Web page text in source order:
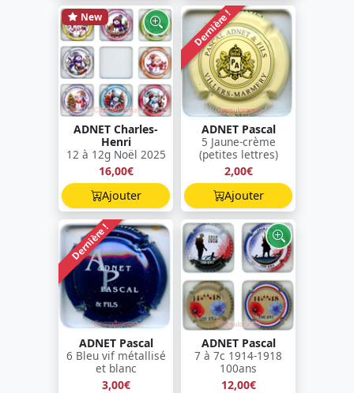
New
ADNET Charles-
Henri
12 à 12g Noël 2025
16,00€
Ajouter
Dernière !
ADNET Pascal
5 Jaune-crème
(petites lettres)
2,00€
Ajouter
Dernière !
ADNET Pascal
6 Bleu vif métallisé
et blanc
3,00€
ADNET Pascal
7 à 7c 1914-1918
100ans
12,00€